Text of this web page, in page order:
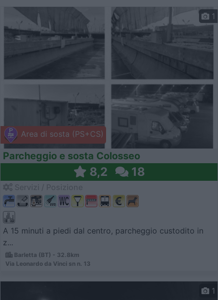
Area di sosta (PS+CS)
1
Parcheggio e sosta Colosseo
8,2 18
A 15 minuti a piedi dal centro, parcheggio custodito in
z...
Barletta (BT) - 32.8km
Via Leonardo da Vinci sn n. 13
1